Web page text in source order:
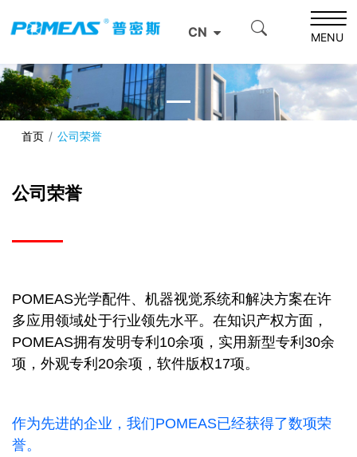
CN MENU
首页 公司荣誉
公司荣誉
POMEAS光学配件、 机器视觉系统和解决方案在许
多应用领域处于行业领先水平。在知识产权方面，
POMEAS拥有发明专利10余项，实用新型专利30余
项，外观专利20余项，软件版权17项。
作为先进的企业，我们POMEAS已经获得了数项荣
誉。